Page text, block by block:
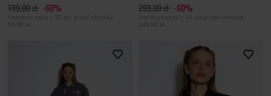
199,00 zł -60%
Najniższa cena z 30 dni przed obniżką
99,00 zł
299,00 zł -60%
Najniższa cena z 30 dni przed obniżką
149,00 zł